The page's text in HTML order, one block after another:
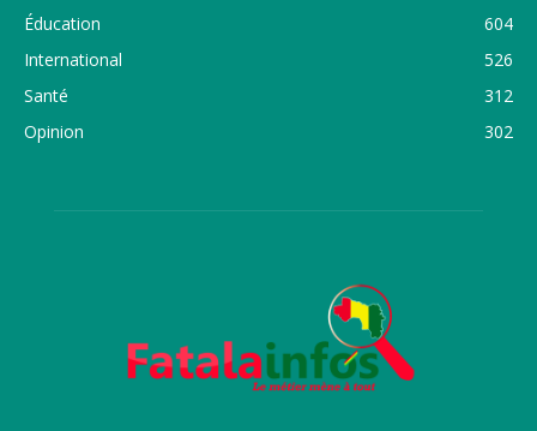
Éducation
604
International
526
Santé
312
Opinion
302